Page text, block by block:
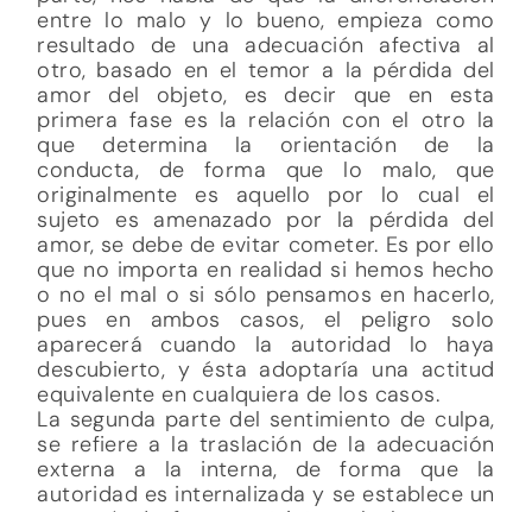
entre lo malo y lo bueno, empieza como
resultado de una adecuación afectiva al
otro, basado en el temor a la pérdida del
amor del objeto, es decir que en esta
primera fase es la relación con el otro la
que determina la orientación de la
conducta, de forma que lo malo, que
originalmente es aquello por lo cual el
sujeto es amenazado por la pérdida del
amor, se debe de evitar cometer. Es por ello
que no importa en realidad si hemos hecho
o no el mal o si sólo pensamos en hacerlo,
pues en ambos casos, el peligro solo
aparecerá cuando la autoridad lo haya
descubierto, y ésta adoptaría una actitud
equivalente en cualquiera de los casos.
La segunda parte del sentimiento de culpa,
se refiere a la traslación de la adecuación
externa a la interna, de forma que la
autoridad es internalizada y se establece un